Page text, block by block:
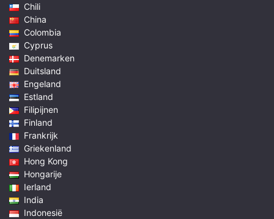
Chili
China
Colombia
Cyprus
Denemarken
Duitsland
Engeland
Estland
Filipijnen
Finland
Frankrijk
Griekenland
Hong Kong
Hongarije
Ierland
India
Indonesië